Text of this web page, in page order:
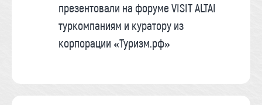
презентовали на форуме VISIT ALTAI
туркомпаниям и куратору из
корпорации «Туризм.рф»